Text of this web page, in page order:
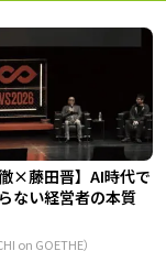
徹×藤田晋】AI時代で
ない経営者の本質
on GOETHE）